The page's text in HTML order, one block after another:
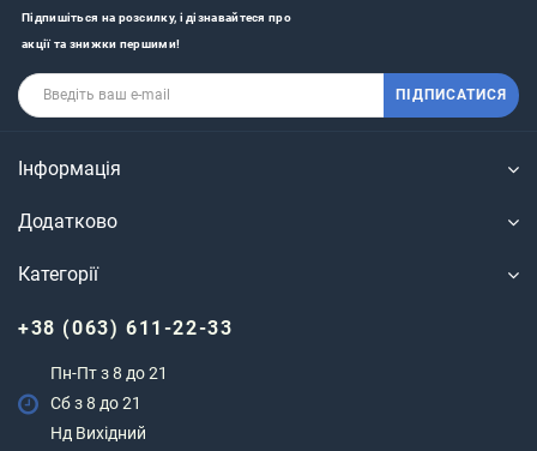
Підпишіться на розсилку, і дізнавайтеся про
акції та знижки першими!
ПІДПИСАТИСЯ
Інформація
Додатково
Категорії
+38 (063) 611-22-33
Пн-Пт з 8 до 21
Сб з 8 до 21
Нд Вихідний